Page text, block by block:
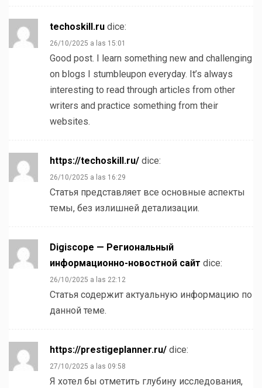
techoskill.ru dice:
26/10/2025 a las 15:01
Good post. I learn something new and challenging
on blogs I stumbleupon everyday. It’s always
interesting to read through articles from other
writers and practice something from their
websites.
https://techoskill.ru/ dice:
26/10/2025 a las 16:29
Статья представляет все основные аспекты
темы, без излишней детализации.
Digiscope — Региональный
информационно-новостной сайт dice:
26/10/2025 a las 22:12
Статья содержит актуальную информацию по
данной теме.
https://prestigeplanner.ru/ dice:
27/10/2025 a las 09:58
Я хотел бы отметить глубину исследования,